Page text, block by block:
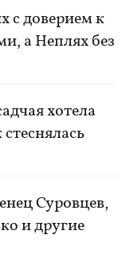
с доверием к
а Неплях без
хотела
Суровцев,
и другие